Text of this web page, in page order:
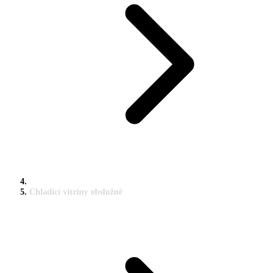
Chladicí vitríny obslužné